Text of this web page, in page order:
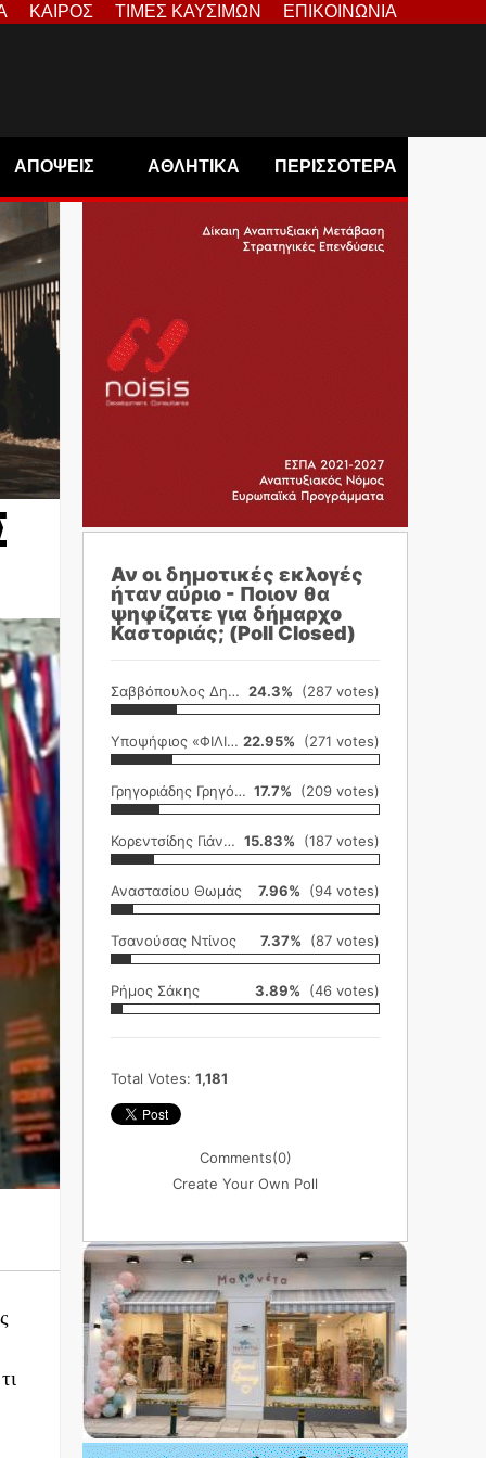
ΚΑΙΡΟΣ ΤΙΜΕΣ ΚΑΥΣΙΜΩΝ ΕΠΙΚΟΙΝΩΝΙΑ
ΑΠΟΨΕΙΣ ΑΘΛΗΤΙΚΑ ΠΕΡΙΣΣΟΤΕΡΑ
Αν οι δημοτικές εκλογές
ήταν αύριο - Ποιον θα
ψηφίζατε για δήμαρχο
Καστοριάς; (Poll Closed)
Σαββόπουλος Δημήτρης 24.3% (287 votes)
Υποψήφιος «ΦΙΛΙΚΗ ΕΤΑΙΡΕΙΑ» 22.95% (271 votes)
Γρηγοριάδης Γρηγόρης 17.7% (209 votes)
Κορεντσίδης Γιάννης 15.83% (187 votes)
Αναστασίου Θωμάς 7.96% (94 votes)
Τσανούσας Ντίνος 7.37% (87 votes)
Ρήμος Σάκης 3.89% (46 votes)
Total Votes: 1,181
Comments(0)
Create Your Own Poll